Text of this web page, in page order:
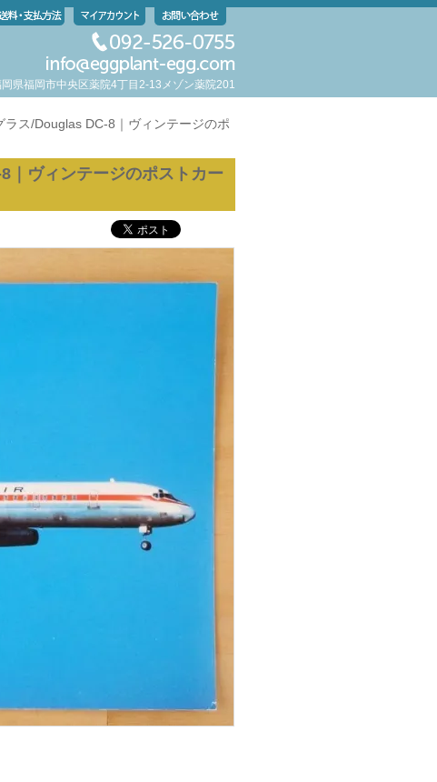
県福岡市中央区薬院4丁目2-13メゾン薬院201
ス/Douglas DC-8｜ヴィンテージのポ
｜ヴィンテージのポストカー